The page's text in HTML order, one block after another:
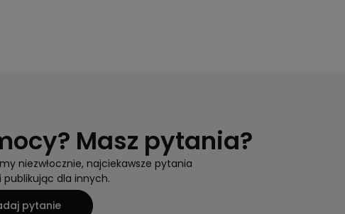
Masz pytania?
niezwłocznie, najciekawsze pytania
publikując dla innych.
pytanie